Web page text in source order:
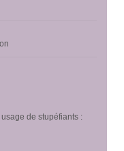
de stupéfiants :